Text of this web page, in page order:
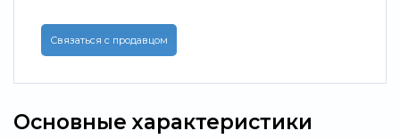
Связаться с продавцом
Основные характеристики